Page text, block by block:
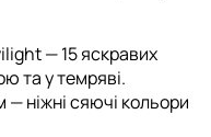
— 15 яскравих
та у темряві.
— ніжні сяючі кольори